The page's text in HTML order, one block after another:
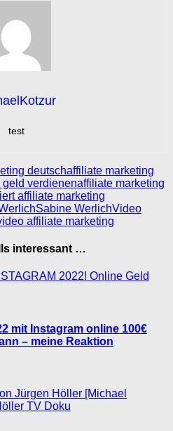
test
deutschaffiliate marketing
verdienenaffiliate marketing
affiliate marketing
Sabine WerlichVideo
affiliate marketing
interessant …
mit Instagram online 100€
– meine Reaktion